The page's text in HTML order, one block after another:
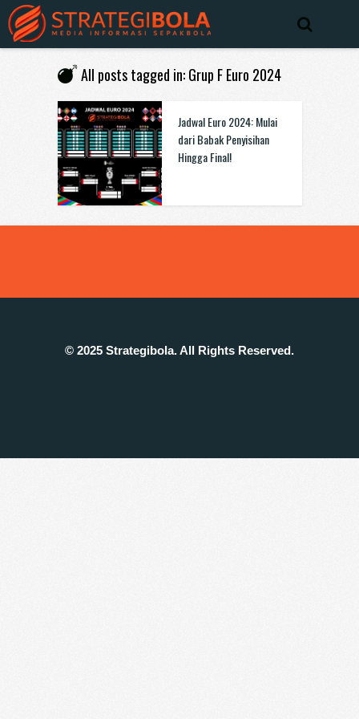
All posts tagged in: Grup F Euro 2024
Jadwal Euro 2024: Mulai
dari Babak Penyisihan
Hingga Final!
© 2025 Strategibola. All Rights Reserved.